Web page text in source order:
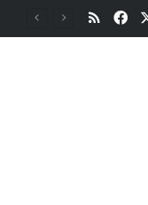
RSS